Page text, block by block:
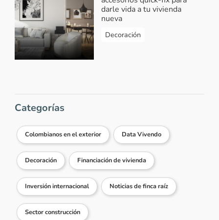
darle vida a tu vivienda
nueva
Decoración
Categorías
Colombianos en el exterior Data Vivendo
Decoración Financiación de vivienda
Inversión internacional Noticias de finca raíz
Sector construcción